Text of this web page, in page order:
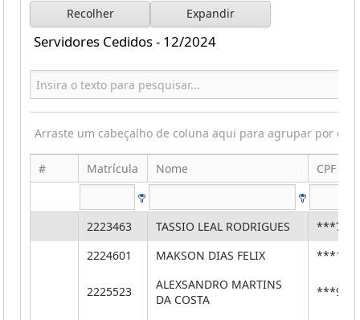
Recolher Expandir
Servidores Cedidos - 12/2024
Arraste um cabeçalho de coluna aqui para agrupar por
# Matrícula Nome CPF
2223463 TASSIO LEAL RODRIGUES
2224601
MAKSON DIAS FELIX
2225523
ALEXSANDRO MARTINS
DA COSTA